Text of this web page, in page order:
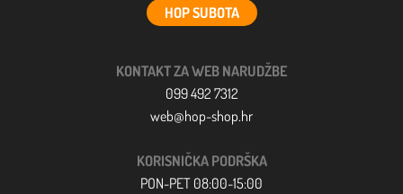
HOP SUBOTA
KONTAKT ZA WEB NARUDŽBE
099 492 7312
web@hop-shop.hr
KORISNIČKA PODRŠKA
PON-PET 08:00-15:00